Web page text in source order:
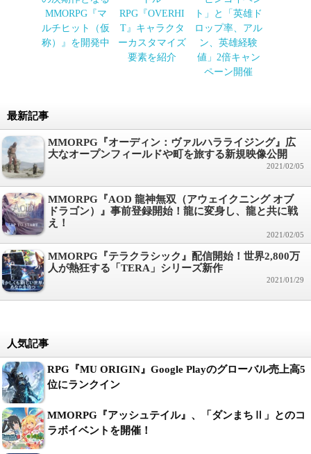
MMORPG『マ
ルチヒット（仮
称）』を開発中
RPG『OVERHI
T』キャラクタ
ーカスタマイズ
要素を紹介
ト」と「英雄ド
ロップ率、アル
ン、英雄経験
値」2倍キャン
ペーン開催
最新記事
MMORPG『オーディン：ヴァルハラライジング』広
大なオープンフィールドや町を旅する新規映像公開
2021/02/05
MMORPG『AOD 龍神無双（アウェイクニング オブ
ドラゴン）』事前登録開始！龍に変身し、龍と共に戦
え！
2021/02/05
MMORPG『テラクラシック』配信開始！世界2,800万
人が熱狂する「TERA」シリーズ新作
2021/01/29
人気記事
RPG『MU ORIGIN』Google Playのグローバル売上高5
位にランクイン
MMORPG『アッシュテイル』、「ダンまちⅡ」とのコ
ラボイベントを開催！